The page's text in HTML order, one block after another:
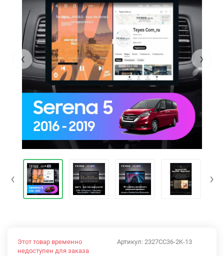
‹ ›
‹ ›
Артикул: 2327CC36-2K-13
Этот товар временно
недоступен для заказа